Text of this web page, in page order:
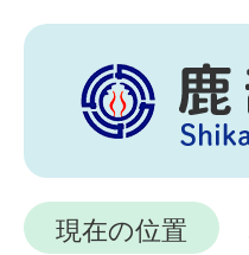
現在の位置